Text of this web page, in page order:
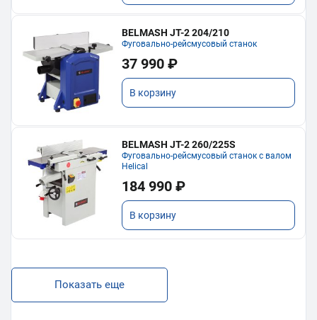
BELMASH JT-2 204/210
Фуговально-рейсмусовый станок
37 990 ₽
В корзину
BELMASH JT-2 260/225S
Фуговально-рейсмусовый станок с валом
Helical
184 990 ₽
В корзину
Показать еще